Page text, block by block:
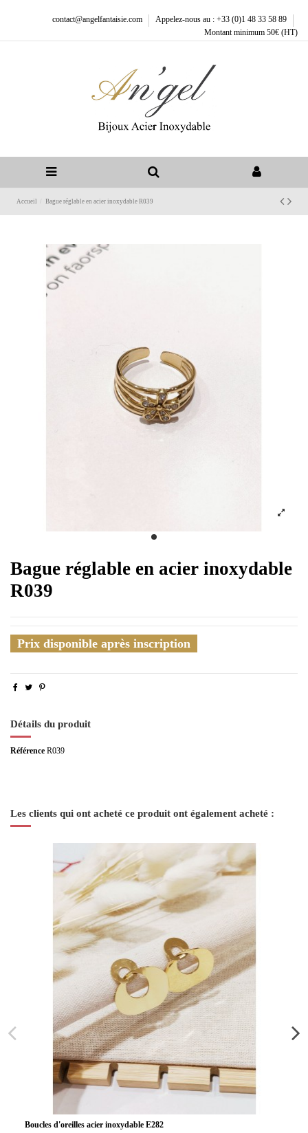
contact@angelfantaisie.com
Appelez-nous au : +33 (0)1 48 33 58 89
Montant minimum 50€ (HT)
Accueil Bague réglable en acier inoxydable R039
Bague réglable en acier inoxydable
R039
Prix disponible après inscription
Détails du produit
Référence R039
Les clients qui ont acheté ce produit ont également acheté :
Boucles d'oreilles acier inoxydable E282